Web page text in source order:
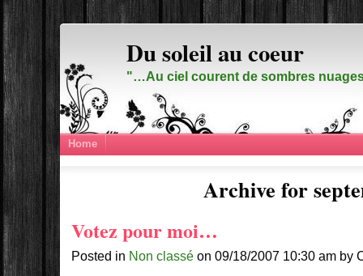
Du soleil au coeur
"…Au ciel courent de sombres
Home
Archive for
Votez pour moi…
Posted in Non classé on 09/18/2007 10:30 am by